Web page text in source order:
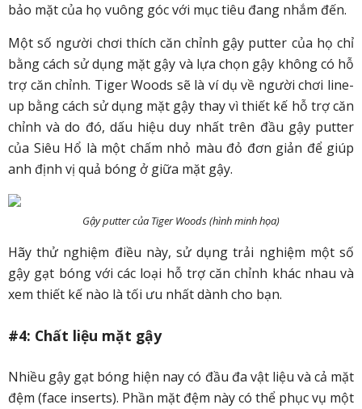
bảo mặt của họ vuông góc với mục tiêu đang nhắm đến.
Một số người chơi thích căn chỉnh gậy putter của họ chỉ
bằng cách sử dụng mặt gậy và lựa chọn gậy không có hỗ
trợ căn chỉnh. Tiger Woods sẽ là ví dụ về người chơi line-
up bằng cách sử dụng mặt gậy thay vì thiết kế hỗ trợ căn
chỉnh và do đó, dấu hiệu duy nhất trên đầu gậy putter
của Siêu Hổ là một chấm nhỏ màu đỏ đơn giản để giúp
anh định vị quả bóng ở giữa mặt gậy.
Gậy putter của Tiger Woods (hình minh họa)
Hãy thử nghiệm điều này, sử dụng trải nghiệm một số
gậy gạt bóng với các loại hỗ trợ căn chỉnh khác nhau và
xem thiết kế nào là tối ưu nhất dành cho bạn.
#4: Chất liệu mặt gậy
Nhiều gậy gạt bóng hiện nay có đầu đa vật liệu và cả mặt
đệm (face inserts). Phần mặt đệm này có thể phục vụ một